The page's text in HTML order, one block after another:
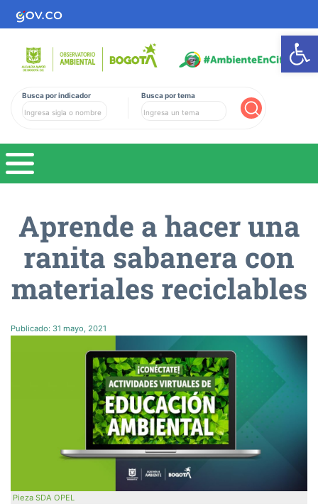
Busca por indicador Busca por tema
Aprende a hacer una
ranita sabanera con
materiales reciclables
Publicado: 31 mayo, 2021
Pieza SDA OPEL